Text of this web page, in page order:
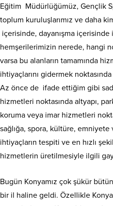
Eğitim Müdürlüğümüz, Gençlik
toplum kuruluşlarımız ve daha
içerisinde, dayanışma
hemşerilerimizin nerede, hangi
varsa bu alanların tamamında
ihtiyaçlarını gidermek
Az önce de ifade ettiğim gibi
hizmetleri noktasında altyapı,
koruma veya imar hizmetleri
sağlığa, spora, kültüre, emniyete
ihtiyaçların tespiti ve en hızlı
hizmetlerin üretilmesiyle ilgili
Bugün Konyamız çok şükür
bir il haline geldi. Özellikle Konya